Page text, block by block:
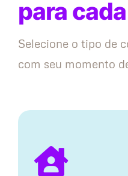
para
Selecione o tipo de
com seu momento